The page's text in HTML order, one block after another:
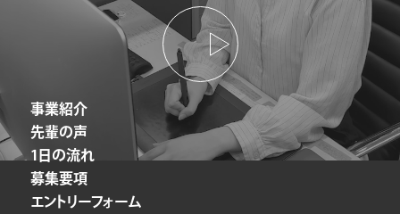
事業紹介
先輩の声
1日の流れ
募集要項
エントリーフォーム